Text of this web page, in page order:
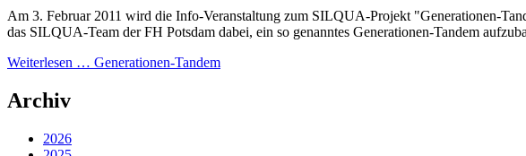
Am 3. Februar 2011 wird die Info-Veranstaltung zum SILQUA-Projekt "Generationen-
das SILQUA-Team der FH Potsdam dabei, ein so genanntes Generationen-Tandem
Weiterlesen … Generationen-Tandem
Archiv
2026